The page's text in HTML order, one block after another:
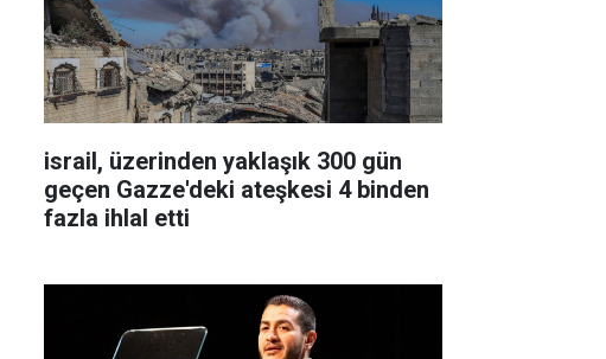
israil, üzerinden yaklaşık 300 gün
geçen Gazze'deki ateşkesi 4 binden
fazla ihlal etti